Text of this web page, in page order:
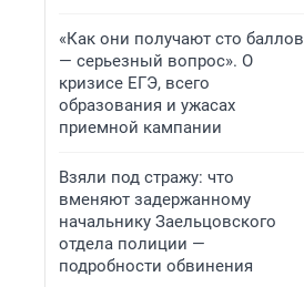
«Как они получают сто баллов
— серьезный вопрос». О
кризисе ЕГЭ, всего
образования и ужасах
приемной кампании
Взяли под стражу: что
вменяют задержанному
начальнику Заельцовского
отдела полиции —
подробности обвинения